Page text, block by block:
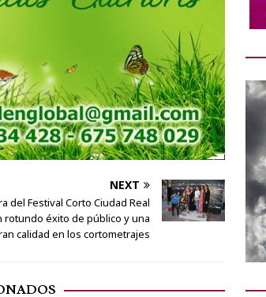
NEXT
del Festival Corto Ciudad Real
rotundo éxito de público y una
calidad en los cortometrajes